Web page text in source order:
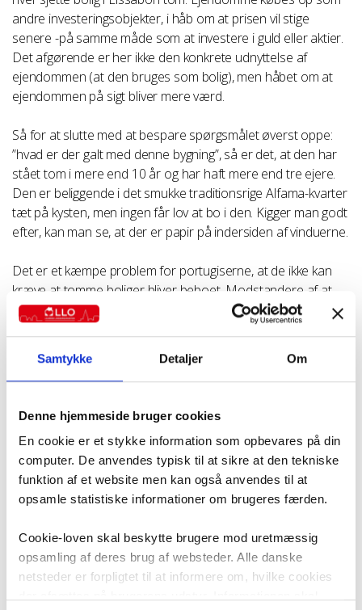
Samtykke Detaljer Om
Denne hjemmeside bruger cookies
En cookie er et stykke information som opbevares på din
computer. De anvendes typisk til at sikre at den tekniske
funktion af et website men kan også anvendes til at
opsamle statistiske informationer om brugeres færden.
Cookie-loven skal beskytte brugere mod uretmæssig
opsamling af deres brug af websteder. Alle danske
netsteder er forpligtet til at informere om, hvilke cookies
andre investeringsobjekter, i håb om at prisen vil stige
senere -på samme måde som at investere i guld eller aktier.
Det afgørende er her ikke den konkrete udnyttelse af
ejendommen (at den bruges som bolig), men håbet om at
ejendommen på sigt bliver mere værd.
Så for at slutte med at bespare spørgsmålet øverst oppe:
”hvad er der galt med denne bygning”, så er det, at den har
stået tom i mere end 10 år og har haft mere end tre ejere.
Den er beliggende i det smukke traditionsrige Alfama-kvarter
tæt på kysten, men ingen får lov at bo i den. Kigger man godt
efter, kan man se, at der er papir på indersiden af vinduerne.
Det er et kæmpe problem for portugiserne, at de ikke kan
kræve at tomme boliger bliver beboet. Modstandere af at
indføre en bopælspligt kalder det kommunisme, men de
portugisiske eksperter kan blandt andet henvise til de
foregangsland.
24 apr 2023